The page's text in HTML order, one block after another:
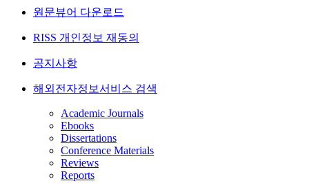
원문뷰어 다운로드
RISS 개인정보 재동의
공지사항
해외전자정보서비스 검색
Academic Journals
Ebooks
Dissertations
Conference Materials
Reviews
Reports